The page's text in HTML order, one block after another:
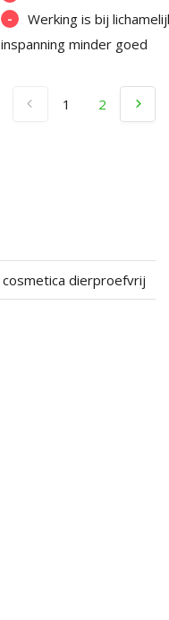
-
Werking is bij
inspanning minder goed
1 2
cosmetica dierproefvrij